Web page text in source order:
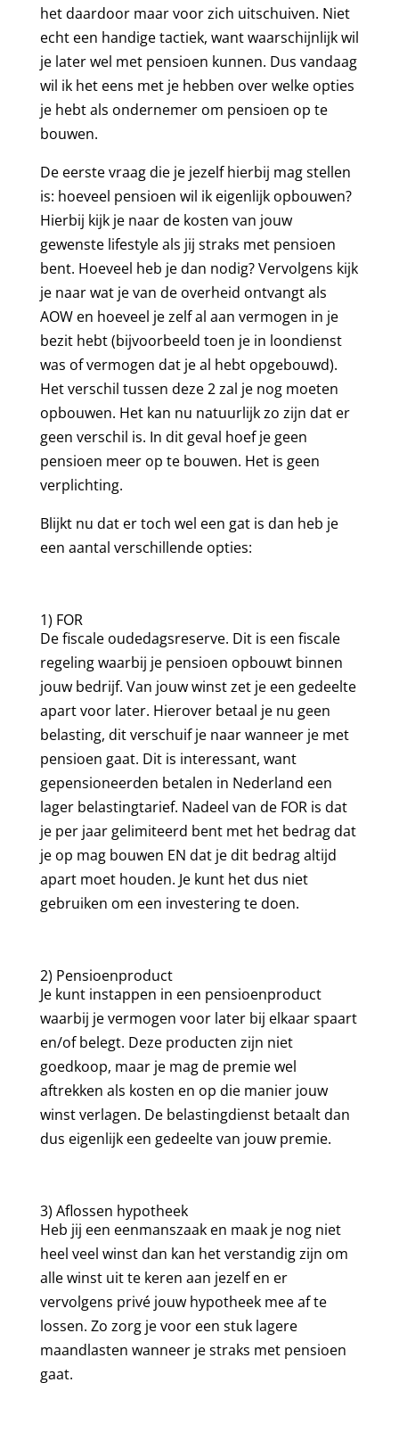
het daardoor maar voor zich uitschuiven. Niet
echt een handige tactiek, want waarschijnlijk wil
je later wel met pensioen kunnen. Dus vandaag
wil ik het eens met je hebben over welke opties
je hebt als ondernemer om pensioen op te
bouwen.
De eerste vraag die je jezelf hierbij mag stellen
is: hoeveel pensioen wil ik eigenlijk opbouwen?
Hierbij kijk je naar de kosten van jouw
gewenste lifestyle als jij straks met pensioen
bent. Hoeveel heb je dan nodig? Vervolgens kijk
je naar wat je van de overheid ontvangt als
AOW en hoeveel je zelf al aan vermogen in je
bezit hebt (bijvoorbeeld toen je in loondienst
was of vermogen dat je al hebt opgebouwd).
Het verschil tussen deze 2 zal je nog moeten
opbouwen. Het kan nu natuurlijk zo zijn dat er
geen verschil is. In dit geval hoef je geen
pensioen meer op te bouwen. Het is geen
verplichting.
Blijkt nu dat er toch wel een gat is dan heb je
een aantal verschillende opties:
1) FOR
De fiscale oudedagsreserve. Dit is een fiscale
regeling waarbij je pensioen opbouwt binnen
jouw bedrijf. Van jouw winst zet je een gedeelte
apart voor later. Hierover betaal je nu geen
belasting, dit verschuif je naar wanneer je met
pensioen gaat. Dit is interessant, want
gepensioneerden betalen in Nederland een
lager belastingtarief. Nadeel van de FOR is dat
je per jaar gelimiteerd bent met het bedrag dat
je op mag bouwen EN dat je dit bedrag altijd
apart moet houden. Je kunt het dus niet
gebruiken om een investering te doen.
2) Pensioenproduct
Je kunt instappen in een pensioenproduct
waarbij je vermogen voor later bij elkaar spaart
en/of belegt. Deze producten zijn niet
goedkoop, maar je mag de premie wel
aftrekken als kosten en op die manier jouw
winst verlagen. De belastingdienst betaalt dan
dus eigenlijk een gedeelte van jouw premie.
3) Aflossen hypotheek
Heb jij een eenmanszaak en maak je nog niet
heel veel winst dan kan het verstandig zijn om
alle winst uit te keren aan jezelf en er
vervolgens privé jouw hypotheek mee af te
lossen. Zo zorg je voor een stuk lagere
maandlasten wanneer je straks met pensioen
gaat.